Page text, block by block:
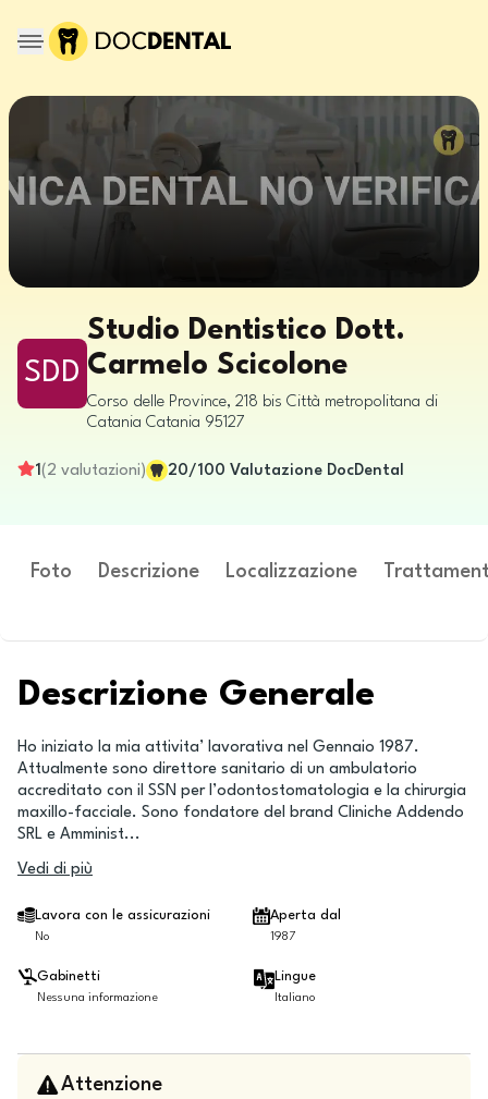
SDD
Studio Dentistico Dott.
Carmelo Scicolone
Corso delle Province, 218 bis Città metropolitana di
Catania Catania 95127
1 ( 2 valutazioni) 20/100 Valutazione DocDental
Foto Descrizione Localizzazione
Descrizione Generale
Ho iniziato la mia attivita’ lavorativa nel Gennaio 1987.
Attualmente sono direttore sanitario di un ambulatorio
accreditato con il SSN per l’odontostomatologia e la chirurgia
maxillo-facciale. Sono fondatore del brand Cliniche Addendo
SRL e Amminist...
Vedi di più
Lavora con le assicurazioni
No
Aperta dal
1987
Gabinetti
Nessuna informazione
Lingue
Italiano
Attenzione